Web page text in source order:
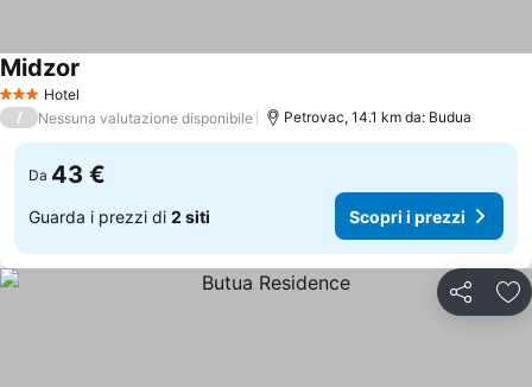
3 StelleHotel
Midzor
/ Nessuna valutazione disponibile Petrovac, 14.1 km da: Budua
Da 43 €
Guarda i prezzi di 2 siti Scopri i prezzi
Condividi